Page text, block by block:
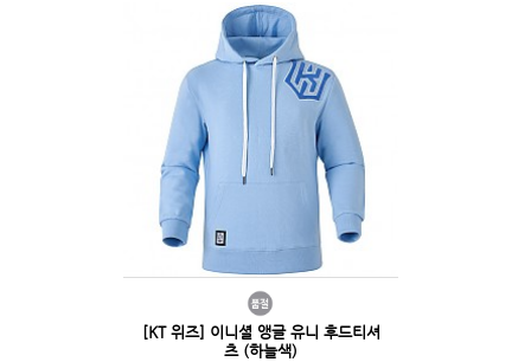
[KT 위즈] 이니셜 앵글 유니 후드티셔
츠 (하늘색)